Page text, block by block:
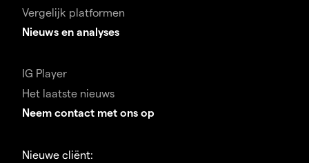
Vergelijk platformen
Nieuws en analyses
IG Player
Het laatste nieuws
Neem contact met ons op
Nieuwe cliënt: